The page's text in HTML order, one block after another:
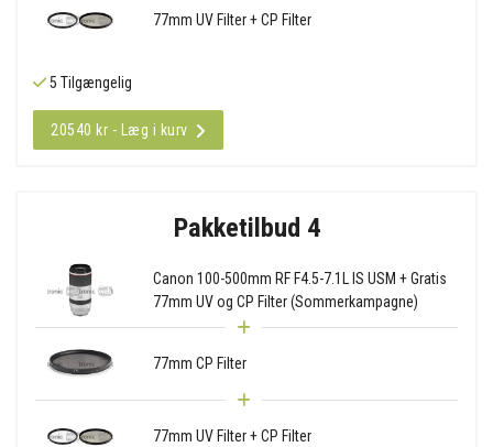
77mm UV Filter + CP Filter
5 Tilgængelig
20540 kr - Læg i kurv
Pakketilbud 4
Canon 100-500mm RF F4.5-7.1L IS USM + Gratis
77mm UV og CP Filter (Sommerkampagne)
77mm CP Filter
77mm UV Filter + CP Filter